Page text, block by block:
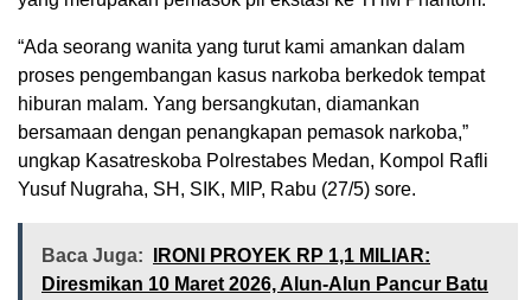
“Ada seorang wanita yang turut kami amankan dalam
proses pengembangan kasus narkoba berkedok tempat
hiburan malam. Yang bersangkutan, diamankan
bersamaan dengan penangkapan pemasok narkoba,”
ungkap Kasatreskoba Polrestabes Medan, Kompol Rafli
Yusuf Nugraha, SH, SIK, MIP, Rabu (27/5) sore.
Baca Juga:
IRONI PROYEK RP 1,1 MILIAR:
Diresmikan 10 Maret 2026, Alun-Alun Pancur Batu